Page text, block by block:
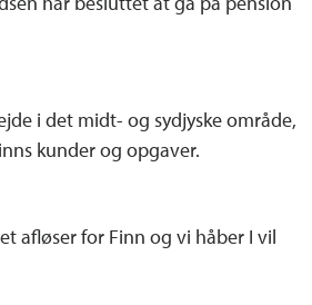
i det midt- og sydjyske område,
kunder og opgaver.
afløser for Finn og vi håber I vil